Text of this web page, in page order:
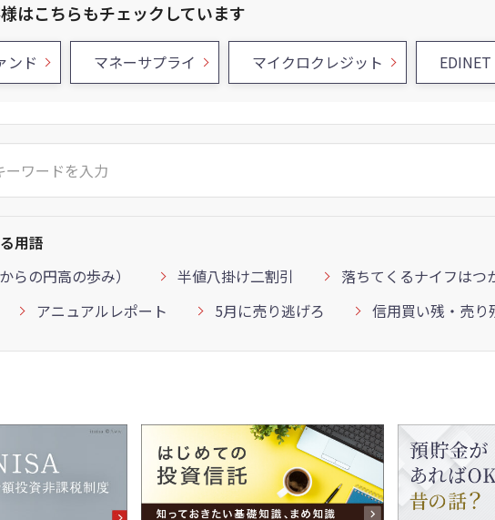
はこちらもチェックしています
ンド マネーサプライ マイクロクレジット EDINET
用語
らの円高の歩み）
半値八掛け二割引
落ちてくるナイフはつ
アニュアルレポート 5月に売り逃げろ 信用買い残・売り